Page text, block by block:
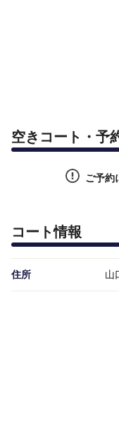
空きコート・予
ご予約
コート情報
住所 山